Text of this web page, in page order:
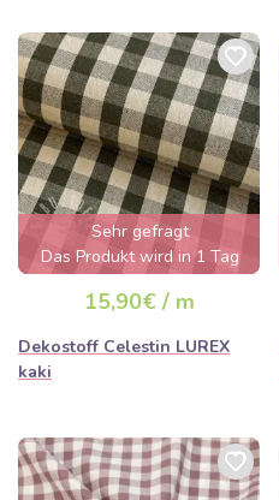
Sehr gefragt
Das Produkt wird in 1 Tag
ausverkauft sein
15,90€ / m
Dekostoff Celestin LUREX
kaki